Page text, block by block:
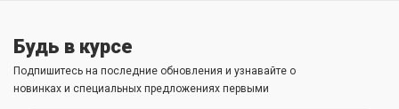
Будь в курсе
Подпишитесь на последние обновления и узнавайте о
новинках и специальных предложениях первыми